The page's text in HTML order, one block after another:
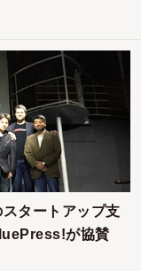
スタートアップ支
が協賛